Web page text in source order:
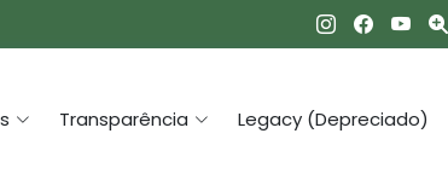
Transparência Legacy (Depreciado)